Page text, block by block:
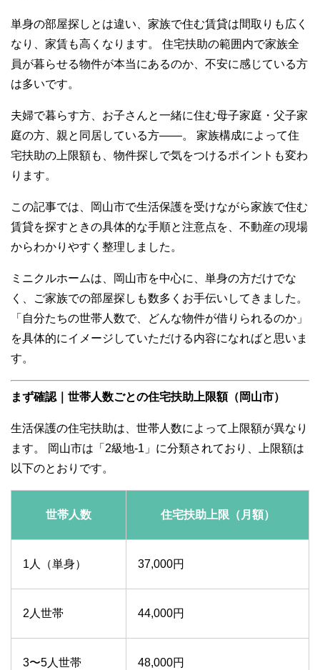
o
o
k
単身の部屋探しとは違い、家族で住む賃貸は間取りも広く
なり、家賃も高くなります。 住宅扶助の範囲内で家族全
員が暮らせる物件が本当にあるのか、不安に感じている方
は多いです。
夫婦で暮らす方、お子さんと一緒に住む母子家庭・父子家
庭の方、親と同居している方——。 家族構成によって住
宅扶助の上限額も、物件探しで気をつけるポイントも変わ
ります。
この記事では、岡山市で生活保護を受けながら家族で住む
賃貸を探すときの具体的な手順と注意点を、不動産の現場
からわかりやすく整理しました。
ミニクルホームは、岡山市を中心に、単身の方だけでな
く、ご家族での部屋探しも数多くお手伝いしてきました。
「自分たちの世帯人数で、どんな物件が借りられるのか」
を具体的にイメージしていただける内容になればと思いま
す。
まず確認｜世帯人数ごとの住宅扶助上限額（岡山市）
生活保護の住宅扶助は、世帯人数によって上限額が異なり
ます。 岡山市は「2級地-1」に分類されており、上限額は
以下のとおりです。
世帯人数 住宅扶助上限（月額）
1人（単身） 37,000円
2人世帯 44,000円
3〜5人世帯 48,000円